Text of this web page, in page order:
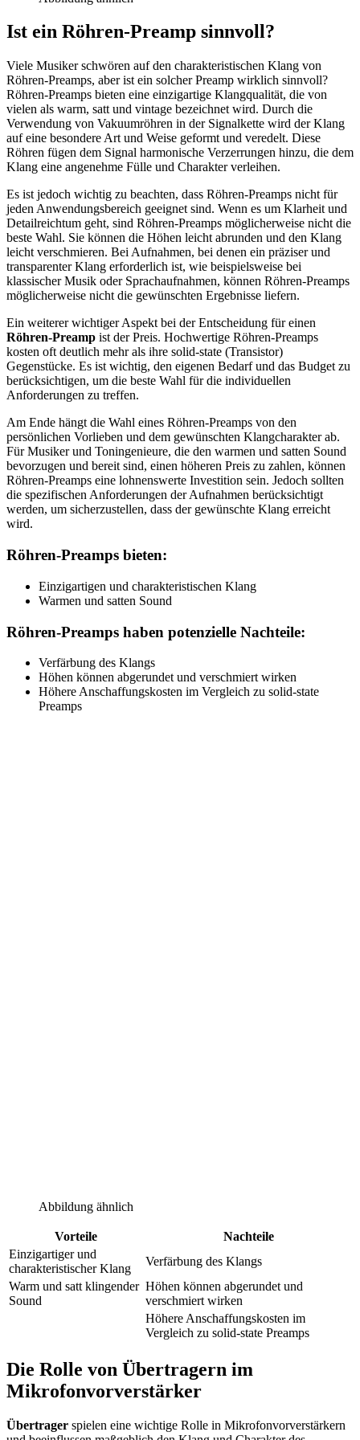
Ist ein Röhren-Preamp sinnvoll?
Viele Musiker schwören auf den charakteristischen Klang von
Röhren-Preamps, aber ist ein solcher Preamp wirklich sinnvoll?
Röhren-Preamps bieten eine einzigartige Klangqualität, die von
vielen als warm, satt und vintage bezeichnet wird. Durch die
Verwendung von Vakuumröhren in der Signalkette wird der Klang
auf eine besondere Art und Weise geformt und veredelt. Diese
Röhren fügen dem Signal harmonische Verzerrungen hinzu, die dem
Klang eine angenehme Fülle und Charakter verleihen.
Es ist jedoch wichtig zu beachten, dass Röhren-Preamps nicht für
jeden Anwendungsbereich geeignet sind. Wenn es um Klarheit und
Detailreichtum geht, sind Röhren-Preamps möglicherweise nicht die
beste Wahl. Sie können die Höhen leicht abrunden und den Klang
leicht verschmieren. Bei Aufnahmen, bei denen ein präziser und
transparenter Klang erforderlich ist, wie beispielsweise bei
klassischer Musik oder Sprachaufnahmen, können Röhren-Preamps
möglicherweise nicht die gewünschten Ergebnisse liefern.
Ein weiterer wichtiger Aspekt bei der Entscheidung für einen
Röhren-Preamp ist der Preis. Hochwertige Röhren-Preamps
kosten oft deutlich mehr als ihre solid-state (Transistor)
Gegenstücke. Es ist wichtig, den eigenen Bedarf und das Budget zu
berücksichtigen, um die beste Wahl für die individuellen
Anforderungen zu treffen.
Am Ende hängt die Wahl eines Röhren-Preamps von den
persönlichen Vorlieben und dem gewünschten Klangcharakter ab.
Für Musiker und Toningenieure, die den warmen und satten Sound
bevorzugen und bereit sind, einen höheren Preis zu zahlen, können
Röhren-Preamps eine lohnenswerte Investition sein. Jedoch sollten
die spezifischen Anforderungen der Aufnahmen berücksichtigt
werden, um sicherzustellen, dass der gewünschte Klang erreicht
wird.
Röhren-Preamps bieten:
Einzigartigen und charakteristischen Klang
Warmen und satten Sound
Röhren-Preamps haben potenzielle Nachteile:
Verfärbung des Klangs
Höhen können abgerundet und verschmiert wirken
Höhere Anschaffungskosten im Vergleich zu solid-state
Preamps
Abbildung ähnlich
Vorteile
Nachteile
Einzigartiger und
charakteristischer Klang
Verfärbung des Klangs
Warm und satt klingender
Sound
Höhen können abgerundet und
verschmiert wirken
Höhere Anschaffungskosten im
Vergleich zu solid-state Preamps
Die Rolle von Übertragern im
Mikrofonvorverstärker
Übertrager spielen eine wichtige Rolle in Mikrofonvorverstärkern